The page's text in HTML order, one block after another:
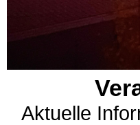
Aktuelle